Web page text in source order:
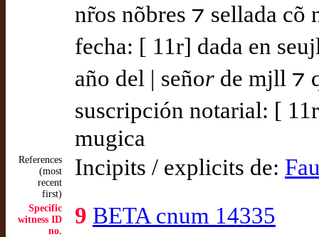
nr̃os nõbres ⁊ sellada cõ
fecha: [ 11r] dada en
año del | señor de mjll ⁊
suscripción notarial: [
mugica
References
(most
recent
first)
Incipits / explicits de:
Specific
witness ID
no.
9 BETA cnum 14335